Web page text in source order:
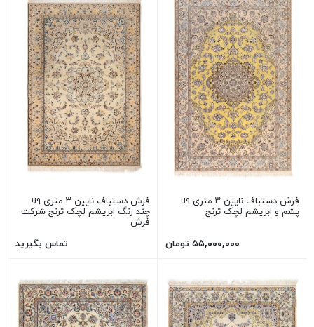
فرش دستباف نایین ۳ متری ۹لا
پشم و ابریشم لچک ترنج
۵۵,۰۰۰,۰۰۰ تومان
فرش دستباف نایین ۳ متری ۹لا
چند رنگ ابریشم لچک ترنج شرکت
فرش
تماس بگیرید